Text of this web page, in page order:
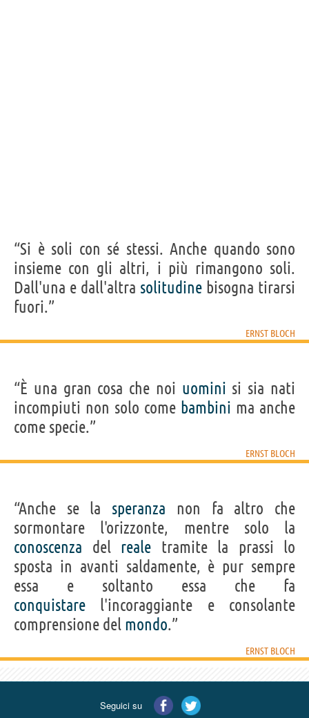
“Si è soli con sé stessi. Anche quando sono
insieme con gli altri, i più rimangono soli.
Dall'una e dall'altra solitudine bisogna tirarsi
fuori.”
ERNST BLOCH
“È una gran cosa che noi uomini si sia nati
incompiuti non solo come bambini ma anche
come specie.”
ERNST BLOCH
“Anche se la speranza non fa altro che
sormontare l'orizzonte, mentre solo la
conoscenza del reale tramite la prassi lo
sposta in avanti saldamente, è pur sempre
essa e soltanto essa che fa
conquistare l'incoraggiante e consolante
comprensione del mondo.”
ERNST BLOCH
Seguici su